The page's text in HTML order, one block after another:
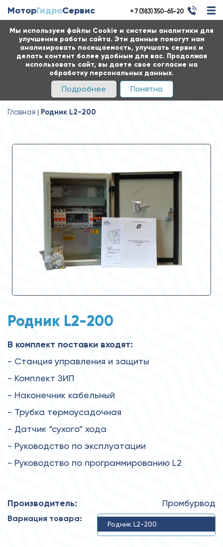
Мы используем файлы Cookie и системы аналитики для
улучшения работы сайта. Эти данные помогут нам
анализировать посещаемость, улучшать сервис и
делать контент более удобным для вас. Продолжая
использовать сайт, вы даете свое согласие на
обработку персональных данных.
Подробнее Понятно
МоторГидроСервис + 7 (383) 350-65-20
Главная Родник L2-200
Родник L2-200
В комплект поставки входят:
- Станция управления и защиты
- Комплект ЗИП
- Наконечник кабельный
- Трубка термоусадочная
- Датчик “сухого” хода
- Руководство по эксплуатации
- Руководство по программированию L2
Производитель: Промбурвод
Вариация товара:
Родник L2-200